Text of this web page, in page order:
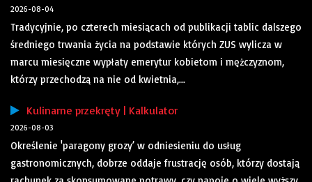
2026-08-04
Tradycyjnie, po czterech miesiącach od publikacji tablic dalszego
średniego trwania życia na podstawie których ZUS wylicza w
marcu miesięczne wypłaty emerytur kobietom i mężczyznom,
którzy przechodzą na nie od kwietnia,...
Kulinarne przekręty | Kalkulator
2026-08-03
Określenie 'paragony grozy’ w odniesieniu do usług
gastronomicznych, dobrze oddaje frustrację osób, którzy dostają